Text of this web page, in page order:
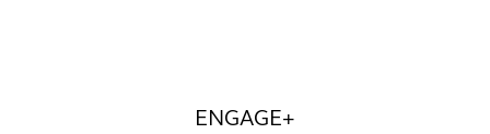
ENGAGE+